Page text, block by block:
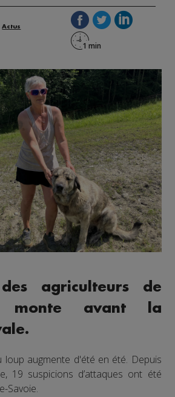
Actus
agriculteurs de
monte avant la
loup augmente d'été en été. Depuis
19 suspicions d’attaques ont été
Savoie.